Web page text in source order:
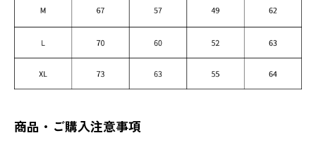
商品・ご購入注意事項